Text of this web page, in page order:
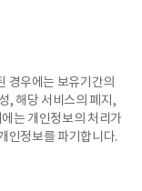
경우에는 보유기간의
, 해당 서비스의 폐지,
는 개인정보의 처리가
인정보를 파기합니다.